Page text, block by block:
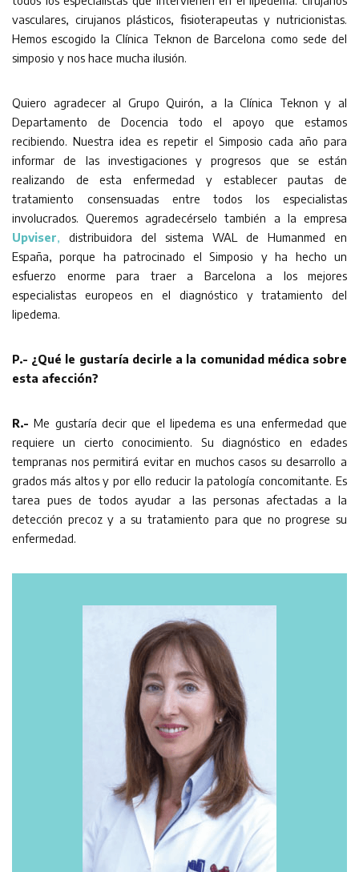
vasculares, cirujanos plásticos, fisioterapeutas y nutricionistas.
Hemos escogido la Clínica Teknon de Barcelona como sede del
simposio y nos hace mucha ilusión.
Quiero agradecer al Grupo Quirón, a la Clínica Teknon y al
Departamento de Docencia todo el apoyo que estamos
recibiendo. Nuestra idea es repetir el Simposio cada año para
informar de las investigaciones y progresos que se están
realizando de esta enfermedad y establecer pautas de
tratamiento consensuadas entre todos los especialistas
involucrados. Queremos agradecérselo también a la empresa
Upviser, distribuidora del sistema WAL de Humanmed en
España, porque ha patrocinado el Simposio y ha hecho un
esfuerzo enorme para traer a Barcelona a los mejores
especialistas europeos en el diagnóstico y tratamiento del
lipedema.
P.- ¿Qué le gustaría decirle a la comunidad médica sobre
esta afección?
R.-Me gustaría decir que el lipedema es una enfermedad que
requiere un cierto conocimiento. Su diagnóstico en edades
tempranas nos permitirá evitar en muchos casos su desarrollo a
grados más altos y por ello reducir la patología concomitante. Es
tarea pues de todos ayudar a las personas afectadas a la
detección precoz y a su tratamiento para que no progrese su
enfermedad.